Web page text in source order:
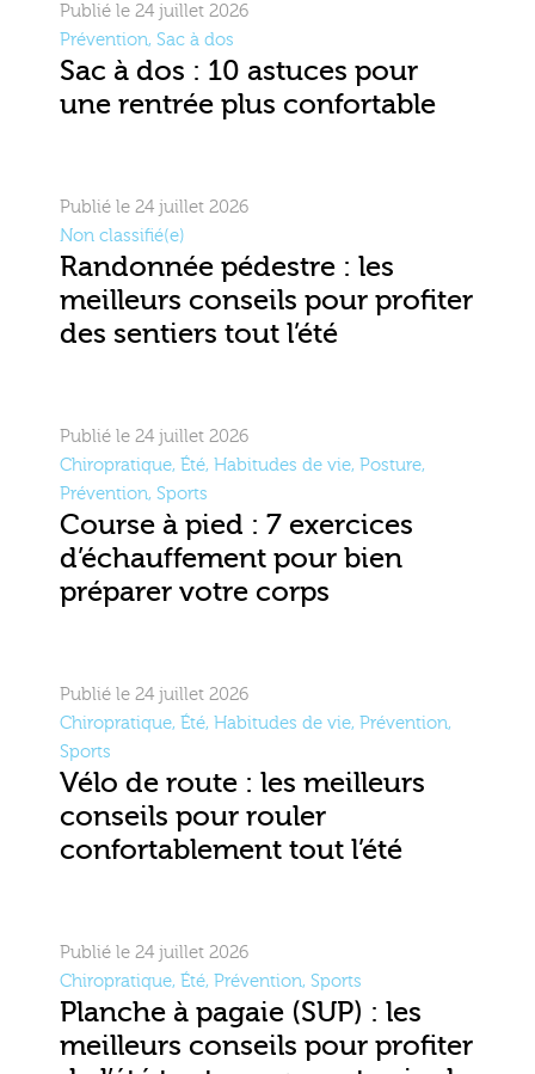
Publié le 24 juillet 2026
Prévention, Sac à dos
Sac à dos : 10 astuces pour
une rentrée plus confortable
Publié le 24 juillet 2026
Non classifié(e)
Randonnée pédestre : les
meilleurs conseils pour profiter
des sentiers tout l’été
Publié le 24 juillet 2026
Chiropratique, Été, Habitudes de vie, Posture,
Prévention, Sports
Course à pied : 7 exercices
d’échauffement pour bien
préparer votre corps
Publié le 24 juillet 2026
Chiropratique, Été, Habitudes de vie, Prévention,
Sports
Vélo de route : les meilleurs
conseils pour rouler
confortablement tout l’été
Publié le 24 juillet 2026
Chiropratique, Été, Prévention, Sports
Planche à pagaie (SUP) : les
meilleurs conseils pour profiter